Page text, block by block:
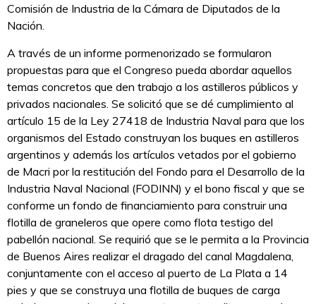
Comisión de Industria de la Cámara de Diputados de la
Nación.
A través de un informe pormenorizado se formularon
propuestas para que el Congreso pueda abordar aquellos
temas concretos que den trabajo a los astilleros públicos y
privados nacionales. Se solicitó que se dé cumplimiento al
artículo 15 de la Ley 27418 de Industria Naval para que los
organismos del Estado construyan los buques en astilleros
argentinos y además los artículos vetados por el gobierno
de Macri por la restitución del Fondo para el Desarrollo de la
Industria Naval Nacional (FODINN) y el bono fiscal y que se
conforme un fondo de financiamiento para construir una
flotilla de graneleros que opere como flota testigo del
pabellón nacional. Se requirió que se le permita a la Provincia
de Buenos Aires realizar el dragado del canal Magdalena,
conjuntamente con el acceso al puerto de La Plata a 14
pies y que se construya una flotilla de buques de carga